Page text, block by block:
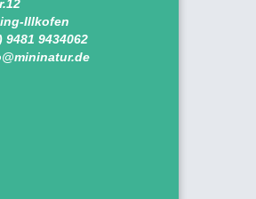
Illkofen
9481 9434062